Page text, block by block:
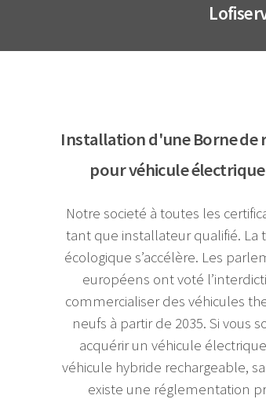
Installation d'une Borne de
pour véhicule
Notre societé à toutes les
tant que installateur qualifié. La
écologique s’accélère. Les
européens ont voté
commercialiser des véhicules
neufs à partir de 2035. Si vous
acquérir un véhicule
véhicule hybride rechargeable,
existe une réglementation